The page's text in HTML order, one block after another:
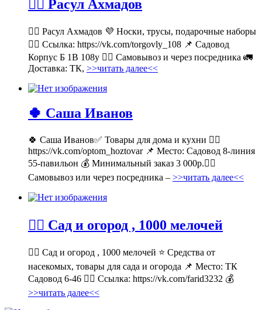
💁‍♂ Расул Ахмадов
💁‍♂ Расул Ахмадов 💜 Носки, трусы, подарочные наборы
👉🏻 Ссылка: https://vk.com/torgovly_108 📌 Садовод
Корпус Б 1В 108у 🚶‍♂ Самовывоз и через посредника 🚛
Доставка: ТК, >>читать далее<<
🍀 Саша Иванов
🍀 Саша Иванов✅ Товары для дома и кухни 👉🏻
https://vk.com/optom_hoztovar 📌 Место: Садовод 8-линия
55-павильон 💰 Минимальный заказ 3 000р.🚶‍♀
Самовывоз или через посредника – >>читать далее<<
💁‍♂ Сад и огород , 1000 мелочей
💁‍♂ Сад и огород , 1000 мелочей ⭐ Средства от
насекомых, товары для сада и огорода 📌 Место: ТК
Садовод 6-46 👉🏻 Ссылка: https://vk.com/farid3232 💰
>>читать далее<<